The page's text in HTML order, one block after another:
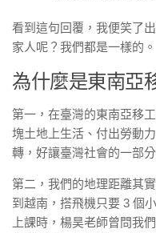
看到這句回覆，我便笑了
家人呢？我們都是一樣的。
為什麼是東南亞
第一，在臺灣的東南亞移
塊土地上生活、付出勞動
轉，好讓臺灣社會的一部
第二，我們的地理距離其
到越南，搭飛機只要 3 個
上課時，楊昊老師曾問我